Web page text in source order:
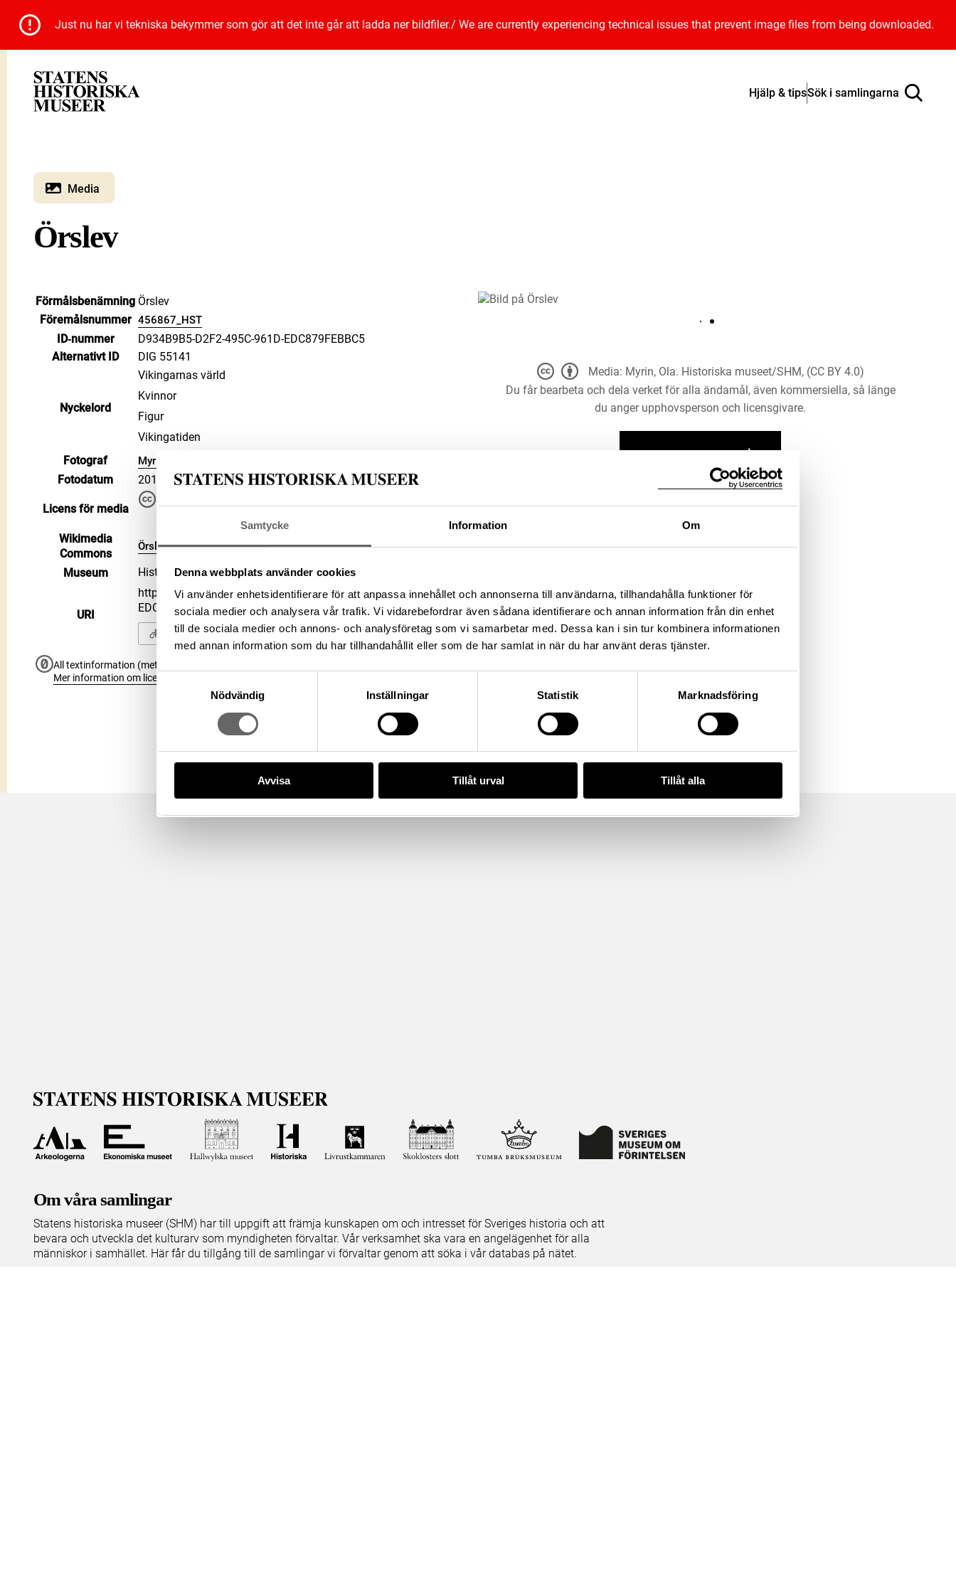
Samtycke Information Om
Denna webbplats använder cookies
Vi använder enhetsidentifierare för att anpassa innehållet och annonserna till användarna, tillhandahålla funktioner för
sociala medier och analysera vår trafik. Vi vidarebefordrar även sådana identifierare och annan information från din enhet
till de sociala medier och annons- och analysföretag som vi samarbetar med. Dessa kan i sin tur kombinera informationen
med annan information som du har tillhandahållit eller som de har samlat in när du har använt deras tjänster.
Nödvändig
Inställningar Statistik Marknadsföring
Avvisa Tillåt urval Tillåt alla
Just nu har vi tekniska bekymmer som gör att det inte går att ladda ner bildfiler./ We are currently experiencing technical issues that prevent image files from being downloaded.
Hjälp & tipsSök i samlingarna
Media
Örslev
Förmålsbenämning Örslev
Föremålsnummer 456867_HST
ID‑nummer
D934B9B5-D2F2-495C-961D-EDC879FEBBC5
Alternativt ID
DIG 55141
Nyckelord
Vikingarnas värld
Kvinnor
Figur
Vikingatiden
Fotograf
Myrin, Ola
Fotodatum 2019
Licens för media
kommersiella, så länge du anger upphovsperson och licensgivare.
CC BY 4.0 International CC BY 4.0
Wikimedia
Commons
Örslev på Wikimedia Commons
Museum Historiska museet
URI
https://samlingar.shm.se/media/D934B9B5-D2F2-495C-961D-
EDC879FEBBC5
Kopiera URI
All textinformation (metadata) på denna sida är fri att använda enligt licensen CC0.
Mer information om licenser hos Statens historiska museer.
Media: Myrin, Ola. Historiska museet/SHM, (CC BY 4.0)
Du får bearbeta och dela verket för alla ändamål, även kommersiella, så länge
du anger upphovsperson och licensgivare.
Om våra samlingar
Statens historiska museer (SHM) har till uppgift att främja kunskapen om och intresset för Sveriges historia och att
bevara och utveckla det kulturarv som myndigheten förvaltar. Vår verksamhet ska vara en angelägenhet för alla
människor i samhället. Här får du tillgång till de samlingar vi förvaltar genom att söka i vår databas på nätet.